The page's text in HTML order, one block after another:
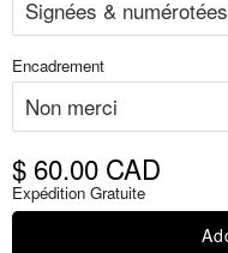
Encadrement
$ 60.00 CAD
Expédition Gratuite